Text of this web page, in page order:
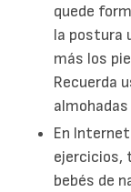
quede
la postura
más los
Recuerda
En
ejercicios,
bebés de